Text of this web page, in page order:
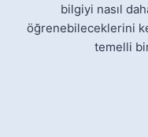
bilgiyi nasıl
öğrenebileceklerini
temelli